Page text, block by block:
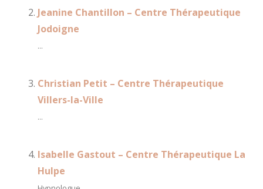
Jeanine Chantillon – Centre Thérapeutique
Jodoigne
...
Christian Petit – Centre Thérapeutique
Villers-la-Ville
...
Isabelle Gastout – Centre Thérapeutique La
Hulpe